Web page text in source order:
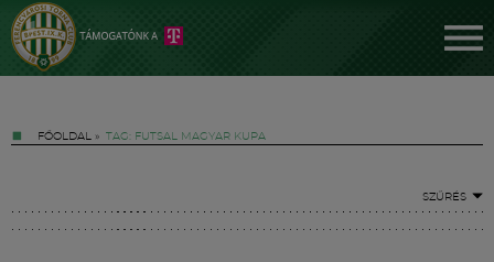
FŐOLDAL » TAG: FUTSAL MAGYAR KUPA
SZŰRÉS